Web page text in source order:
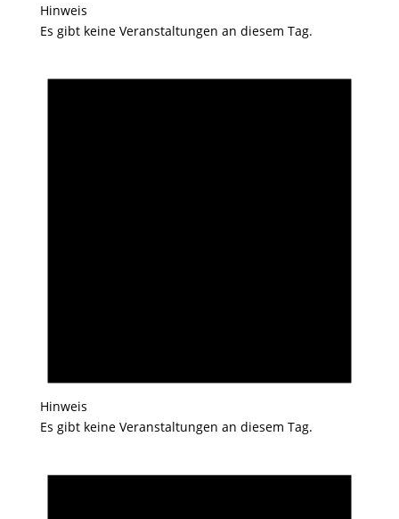
Hinweis
Es gibt keine Veranstaltungen an diesem Tag.
Hinweis
Es gibt keine Veranstaltungen an diesem Tag.